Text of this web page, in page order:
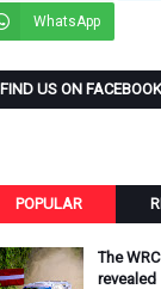
WhatsApp
FIND US ON FACEBOOK
POPULAR
The
revealed